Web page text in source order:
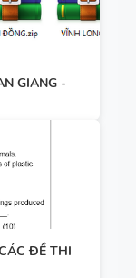
GIANG -
ĐỀ THI